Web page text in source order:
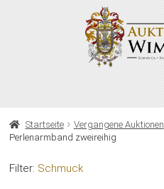
HOME
Startseite Vergangene Auktionen
Perlenarmband zweireihig
Filter: Schmuck